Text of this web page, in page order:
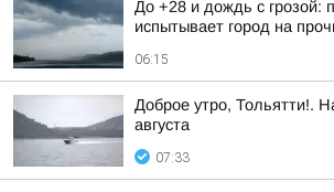
До +28 и дождь с грозой:
испытывает город на
06:15
Доброе утро, Тольятти!.
августа
07:33